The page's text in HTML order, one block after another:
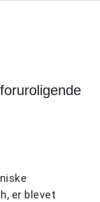
er blevet